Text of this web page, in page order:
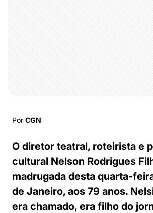
Por CGN
O diretor teatral, roteirista e
cultural Nelson Rodrigues
madrugada desta quarta-
de Janeiro, aos 79 anos.
era chamado, era filho do